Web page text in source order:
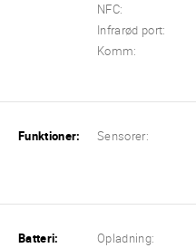
NFC:
Infrarød port:
Komm:
Funktioner: Sensorer:
Batteri: Opladning: